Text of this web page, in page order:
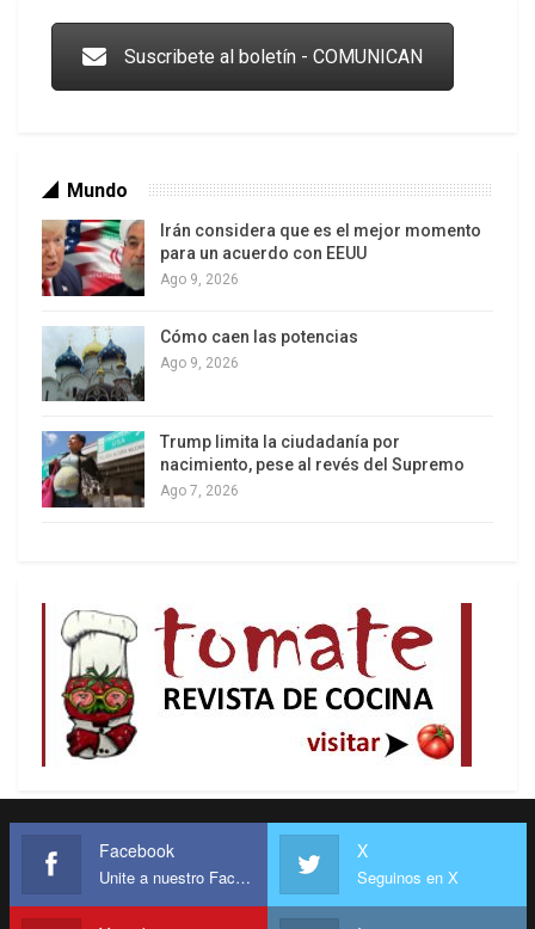
Los latinos le van dando la espalda a Trump
Suscribete al boletín - COMUNICAN
Mundo
Irán considera que es el mejor momento
para un acuerdo con EEUU
Ago 9, 2026
Cómo caen las potencias
Ago 9, 2026
Trump limita la ciudadanía por
nacimiento, pese al revés del Supremo
Ago 7, 2026
Facebook
Unite a nuestro Facebook
X
Seguinos en X